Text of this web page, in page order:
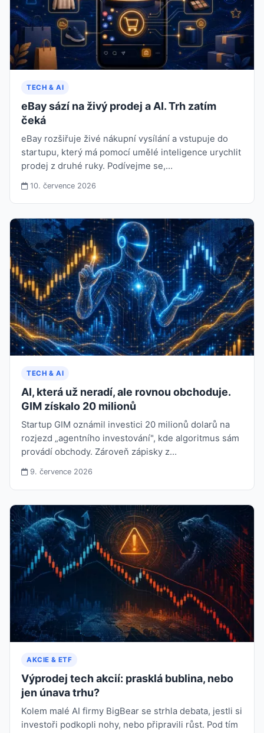
TECH & AI
eBay sází na živý prodej a AI. Trh zatím
čeká
eBay rozšiřuje živé nákupní vysílání a vstupuje do
startupu, který má pomocí umělé inteligence urychlit
prodej z druhé ruky. Podívejme se,…
10. července 2026
TECH & AI
AI, která už neradí, ale rovnou obchoduje.
GIM získalo 20 milionů
Startup GIM oznámil investici 20 milionů dolarů na
rozjezd „agentního investování", kde algoritmus sám
provádí obchody. Zároveň zápisky z…
9. července 2026
AKCIE & ETF
Výprodej tech akcií: prasklá bublina, nebo
jen únava trhu?
Kolem malé AI firmy BigBear se strhla debata, jestli si
investoři podkopli nohy, nebo připravili růst. Pod tím